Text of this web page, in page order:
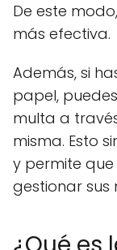
De este
más efectiva.
Además, si
papel,
multa a
misma. Esto
y permite
gestionar